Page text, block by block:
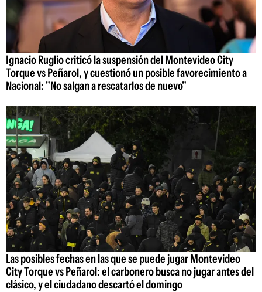
Ignacio Ruglio criticó la suspensión del Montevideo City
Torque vs Peñarol, y cuestionó un posible favorecimiento a
Nacional: "No salgan a rescatarlos de nuevo"
Las posibles fechas en las que se puede jugar Montevideo
City Torque vs Peñarol: el carbonero busca no jugar antes del
clásico, y el ciudadano descartó el domingo